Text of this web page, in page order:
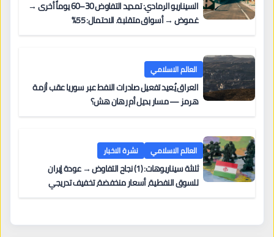
السيناريو الرمادي: تمديد التفاوض 30–60 يوماً أخرى →
غموض → أسواق متقلبة. الاحتمال: 55%
العالم الاسلامي
العراق يُعيد تفعيل صادرات النفط عبر سوريا عقب أزمة
هرمز — مسار بديل أم رهان هش؟
العالم الاسلامي نشرة الاخبار
ثلاثة سيناريوهات: (1) نجاح التفاوض → عودة إيران
للسوق النفطية، أسعار منخفضة، تخفيف تدريجي